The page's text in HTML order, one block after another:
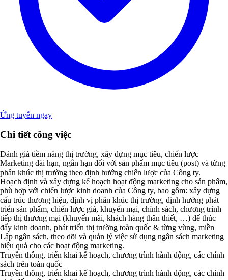
Ứng tuyển ngay
Chi tiết công việc
Đánh giá tiềm năng thị trường, xây dựng mục tiêu, chiến lược
Marketing dài hạn, ngắn hạn đối với sản phẩm mục tiêu (post) và từng
phân khúc thị trường theo định hướng chiến lược của Công ty.
Hoạch định và xây dựng kế hoạch hoạt động marketing cho sản phẩm,
phù hợp với chiến lược kinh doanh của Công ty, bao gồm: xây dựng
cấu trúc thương hiệu, định vị phân khúc thị trường, định hướng phát
triển sản phẩm, chiến lược giá, khuyến mại, chính sách, chương trình
tiếp thị thương mại (khuyến mãi, khách hàng thân thiết, …) để thúc
đẩy kinh doanh, phát triển thị trường toàn quốc & từng vùng, miền
Lập ngân sách, theo dõi và quản lý việc sử dụng ngân sách marketing
hiệu quả cho các hoạt động marketing.
Truyền thông, triển khai kế hoạch, chương trình hành động, các chính
sách trên toàn quốc
Truyền thông, triển khai kế hoạch, chương trình hành động, các chính